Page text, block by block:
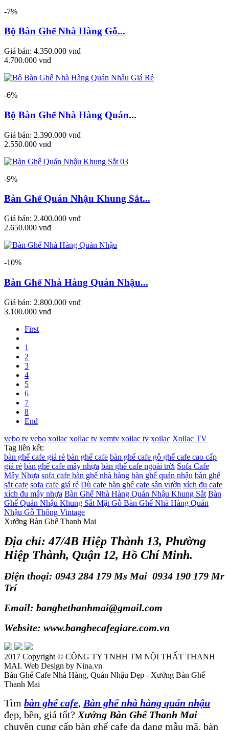
-7%
Bộ Bàn Ghế Nhà Hàng Gỗ...
Giá bán: 4.350.000 vnđ
4.700.000 vnđ
-6%
Bộ Bàn Ghế Nhà Hàng Quán...
Giá bán: 2.390.000 vnđ
2.550.000 vnđ
-9%
Bàn Ghế Quán Nhậu Khung Sắt...
Giá bán: 2.400.000 vnđ
2.650.000 vnđ
-10%
Bàn Ghế Nhà Hàng Quán Nhậu...
Giá bán: 2.800.000 vnđ
3.100.000 vnđ
First
1
2
3
4
5
6
7
8
End
vebo tv vebo xoilac xoilac tv xemtv xoilac tv xoilac Xoilac TV
Tag liên kết:
bàn ghế cafe giá rẻ bàn ghế cafe bàn ghế cafe gỗ ghế cafe cao cấp
giá rẻ bàn ghế cafe mây nhựa bàn ghế cafe ngoài trời Sofa Cafe
Mây Nhựa sofa cafe bàn ghế nhà hàng bàn ghế quán nhậu bàn ghế
sắt cafe sofa cafe giá rẻ Dù cafe bàn ghế cafe sân vườn xích đu cafe
xích đu mây nhựa Bàn Ghế Nhà Hàng Quán Nhậu Khung Sắt Bàn
Ghế Quán Nhậu Khung Sắt Mặt Gỗ Bàn Ghế Nhà Hàng Quán
Nhậu Gỗ Thông Vintage
Xưởng Bàn Ghế Thanh Mai
Địa chỉ: 47/4B Hiệp Thành 13, Phường
Hiệp Thành, Quận 12, Hồ Chí Minh.
Điện thoại: 0943 284 179 Ms Mai 0934 190 179 Mr
Trí
Email: banghethanhmai@gmail.com
Website: www.banghecafegiare.com.vn
2017 Copyright © CÔNG TY TNHH TM NỘI THẤT THANH
MAI. Web Design by Nina.vn
Bàn Ghế Cafe Nhà Hàng, Quán Nhậu Đẹp - Xưởng Bàn Ghế
Thanh Mai
Tìm bàn ghế cafe, Bàn ghế nhà hàng quán nhậu
đẹp, bền, giá tốt? Xưởng Bàn Ghế Thanh Mai
chuyên cung cấp bàn ghế cafe đa dạng mẫu mã, bàn